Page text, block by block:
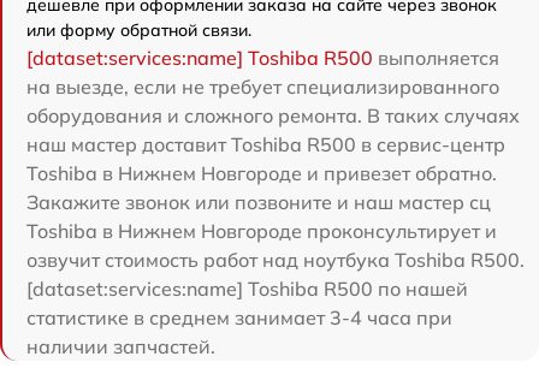
дешевле при оформлении заказа на сайте через звонок
или форму обратной связи.
[dataset:services:name] Toshiba R500 выполняется
на выезде, если не требует специализированного
оборудования и сложного ремонта. В таких случаях
наш мастер доставит Toshiba R500 в сервис-центр
Toshiba в Нижнем Новгороде и привезет обратно.
Закажите звонок или позвоните и наш мастер сц
Toshiba в Нижнем Новгороде проконсультирует и
озвучит стоимость работ над ноутбука Toshiba R500.
[dataset:services:name] Toshiba R500 по нашей
статистике в среднем занимает 3-4 часа при
наличии запчастей.